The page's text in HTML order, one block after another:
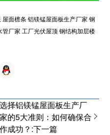
屋面檩条 铝镁锰屋面板生产厂家 钢
管厂家 工厂光伏屋顶 钢结构加层楼
选择铝镁锰屋面板生产厂
家的5大准则：如何确保合
作成功？:下一篇